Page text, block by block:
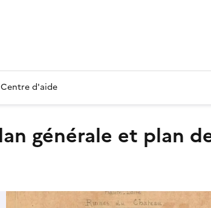
Centre d'aide